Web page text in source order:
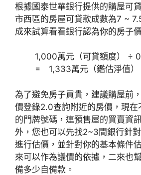
根據國泰世華銀行提供的購屋可
市西區的房屋可貸款成數為7 ~
成來試算看看銀行認為你的房子
1,000萬元（可貸額度） ÷
= 1,333萬元（鑑估淨值）
為了避免房子買貴，建議購屋前
價登錄2.0查詢附近的房價，現在
的門牌號碼，連預售屋的買賣資
外，您也可以先找2~3間銀行針
進行估價，並針對你的基本條件
來可以作為議價的依據，二來也
備多少自備款。